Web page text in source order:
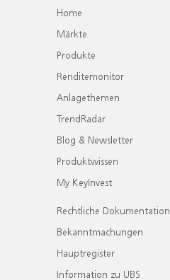
Home
Märkte
Produkte
Renditemonitor
Anlagethemen
TrendRadar
Blog & Newsletter
Produktwissen
My KeyInvest
Rechtliche Dokumentation
Bekanntmachungen
Hauptregister
Information zu UBS